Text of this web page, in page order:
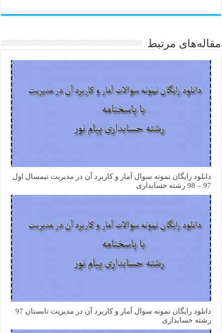
مقاله‌های مرتبط
دانلود رایگان نمونه سوال آمار و کاربرد آن در مدیریت نیمسال اول
97 – 98 رشته حسابداری
دانلود رایگان نمونه سوال آمار و کاربرد آن در مدیریت تابستان 97
رشته حسابداری